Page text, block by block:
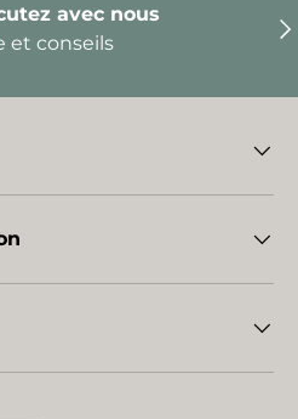
avec nous
et conseils